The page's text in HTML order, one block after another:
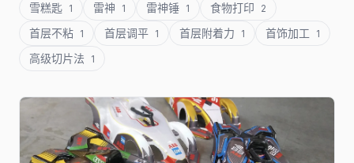
雪糕匙 1 雷神 1 雷神锤 1 食物打印 2
首层不粘 1 首层调平 1 首层附着力 1 首饰加工 1
高级切片法 1